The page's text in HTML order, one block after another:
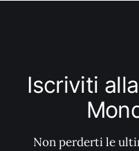
Iscriviti
Non perderti le